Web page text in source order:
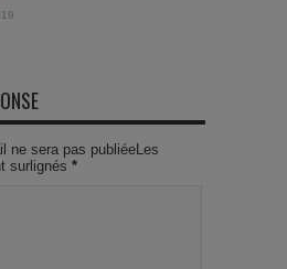
ne sera pas publiéeLes
surlignés *